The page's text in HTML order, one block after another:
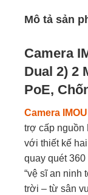
Mô tả sản
Camera
Dual 2) 2
PoE,
Camera
trợ cấp nguồn
với thiết kế
quay quét 360
“vệ sĩ an ninh
trời – từ sân